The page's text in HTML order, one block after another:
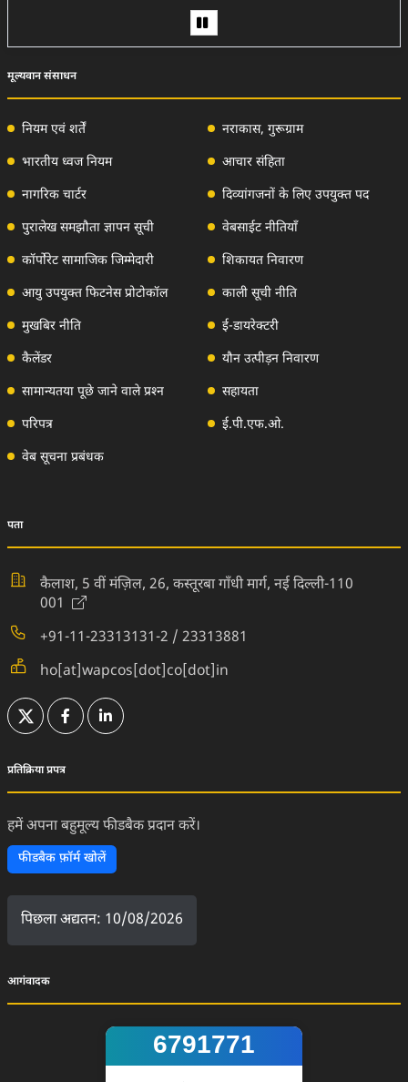
मूल्यवान संसाधन
नियम एवं शर्तें
नराकास, गुरूग्राम
भारतीय ध्वज नियम
आचार संहिता
नागरिक चार्टर
दिव्‍यांगजनों के लिए उपयुक्‍त पद
पुरालेख समझौता ज्ञापन सूची
वेबसाईट नीतियाँ
कॉर्पोरेट सामाजिक जिम्मेदारी
शिकायत निवारण
आयु उपयुक्‍त फिटनेस प्रोटोकॉल
काली सूची नीति
मुखबिर नीति
ई-डायरेक्टरी
कैलेंडर
यौन उत्‍पीड़न निवारण
सामान्‍यतया पूछे जाने वाले प्रश्‍न
सहायता
परिपत्र
ई.पी.एफ.ओ.
वेब सूचना प्रबंधक
पता
कैलाश, 5 वीं मंज़िल, 26, कस्तूरबा गाँधी मार्ग, नई दिल्ली-110
001
+91-11-23313131-2 / 23313881
ho[at]wapcos[dot]co[dot]in
(External Website)
(External Website)
(External Website)
प्रतिक्रिया प्रपत्र
हमें अपना बहुमूल्य फीडबैक प्रदान करें।
फीडबैक फ़ॉर्म खोलें
पिछला अद्यतन: 10/08/2026
आगंवादक
6791771